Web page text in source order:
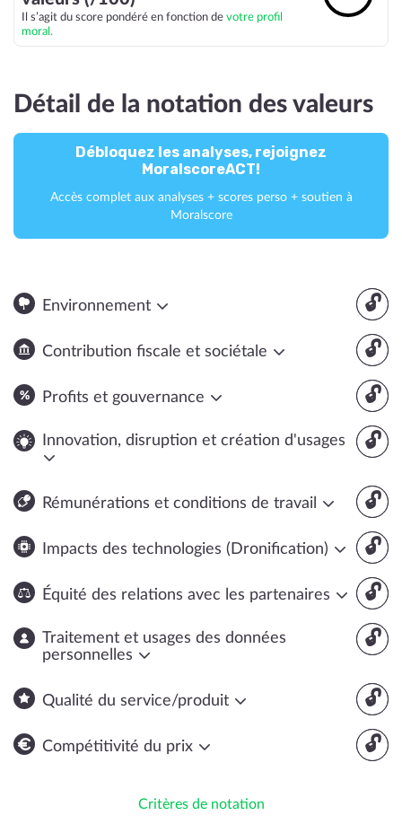
Il s’agit du score pondéré en fonction de votre profil
moral.
Détail de la notation des valeurs
Débloquez les analyses, rejoignez
MoralscoreACT!
Accès complet aux analyses + scores perso + soutien à
Moralscore
🔓
Environnement
🔓
Contribution fiscale et sociétale
🔓
Profits et gouvernance
🔓
Innovation, disruption et création d'usages
🔓
Rémunérations et conditions de travail
🔓
Impacts des technologies (Dronification)
🔓
Équité des relations avec les partenaires
🔓
Traitement et usages des données
personnelles
🔓
Qualité du service/produit
🔓
Compétitivité du prix
Critères de notation